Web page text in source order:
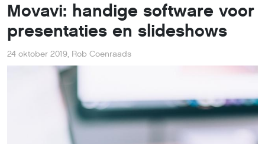
Movavi: handige software voor
presentaties en slideshows
24 oktober 2019, Rob Coenraads